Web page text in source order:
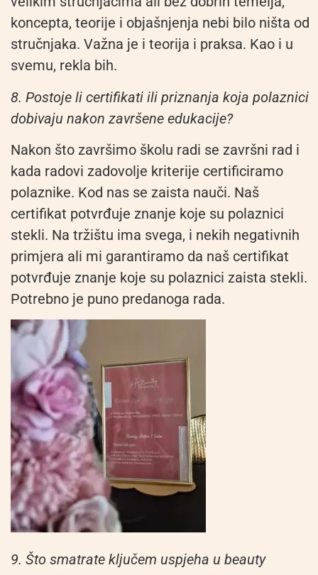
koncepta, teorije i objašnjenja nebi bilo ništa od
stručnjaka. Važna je i teorija i praksa. Kao i u
svemu, rekla bih.
8. Postoje li certifikati ili priznanja koja polaznici
dobivaju nakon završene edukacije?
Nakon što završimo školu radi se završni rad i
kada radovi zadovolje kriterije certificiramo
polaznike. Kod nas se zaista nauči. Naš
certifikat potvrđuje znanje koje su polaznici
stekli. Na tržištu ima svega, i nekih negativnih
primjera ali mi garantiramo da naš certifikat
potvrđuje znanje koje su polaznici zaista stekli.
Potrebno je puno predanoga rada.
9. Što smatrate ključem uspjeha u beauty